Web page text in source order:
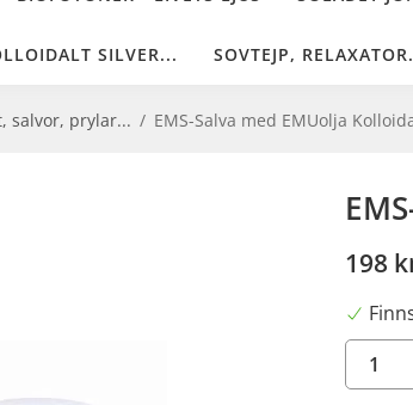
SILVER... SOVTEJP,
salvor, prylar... / EMS-Salva med EMUolja
198